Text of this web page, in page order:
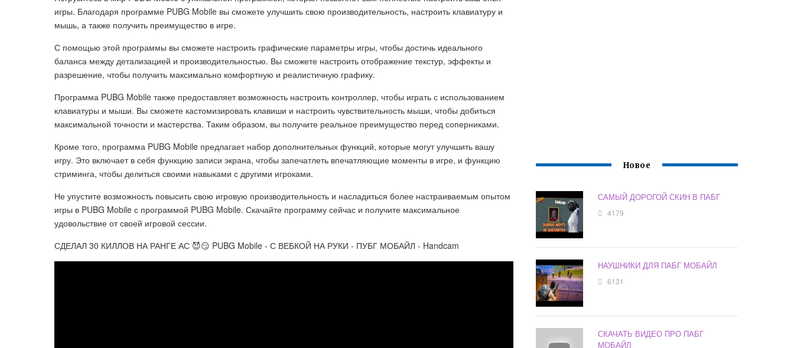
игры. Благодаря программе PUBG Mobile вы сможете улучшить свою производительность, настроить клавиатуру и
мышь, а также получить преимущество в игре.
С помощью этой программы вы сможете настроить графические параметры игры, чтобы достичь идеального
баланса между детализацией и производительностью. Вы сможете настроить отображение текстур, эффекты и
разрешение, чтобы получить максимально комфортную и реалистичную графику.
Программа PUBG Mobile также предоставляет возможность настроить контроллер, чтобы играть с использованием
клавиатуры и мыши. Вы сможете кастомизировать клавиши и настроить чувствительность мыши, чтобы добиться
максимальной точности и мастерства. Таким образом, вы получите реальное преимущество перед соперниками.
Кроме того, программа PUBG Mobile предлагает набор дополнительных функций, которые могут улучшить вашу
игру. Это включает в себя функцию записи экрана, чтобы запечатлеть впечатляющие моменты в игре, и функцию
стриминга, чтобы делиться своими навыками с другими игроками.
Не упустите возможность повысить свою игровую производительность и насладиться более настраиваемым опытом
игры в PUBG Mobile с программой PUBG Mobile. Скачайте программу сейчас и получите максимальное
удовольствие от своей игровой сессии.
СДЕЛАЛ 30 КИЛЛОВ НА РАНГЕ АС 😈😏 PUBG Mobile - С ВЕБКОЙ НА РУКИ - ПУБГ МОБАЙЛ - Handcam
Новое
САМЫЙ ДОРОГОЙ СКИН В ПАБГ
4179
НАУШНИКИ ДЛЯ ПАБГ МОБАЙЛ
6131
СКАЧАТЬ ВИДЕО ПРО ПАБГ
МОБАЙЛ